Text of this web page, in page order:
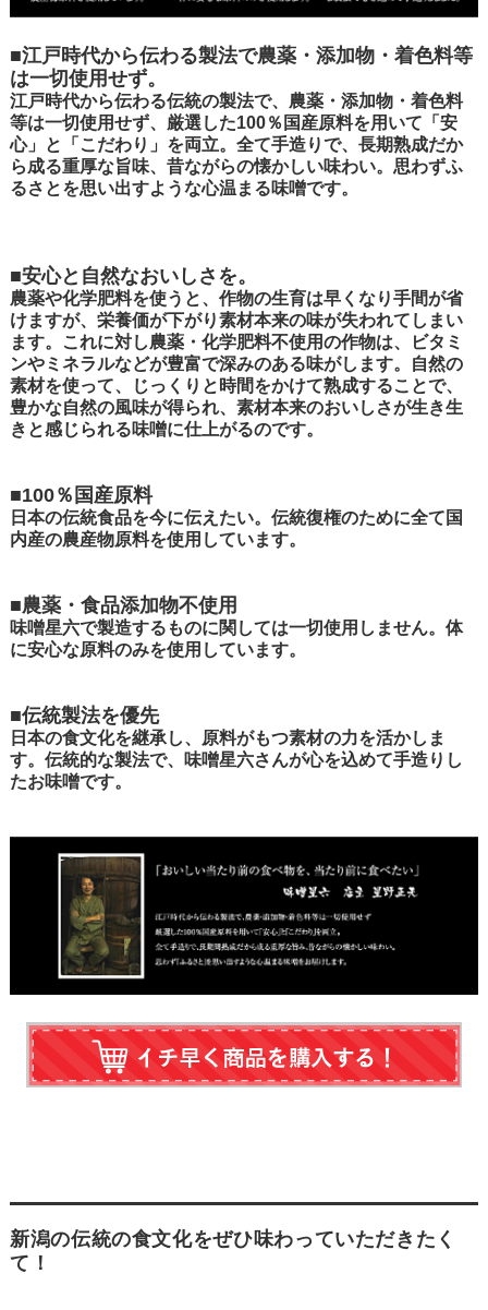
■江戸時代から伝わる製法で農薬・添加物・着色料等
は一切使用せず。
江戸時代から伝わる伝統の製法で、農薬・添加物・着色料
等は一切使用せず、厳選した100％国産原料を用いて「安
心」と「こだわり」を両立。全て手造りで、長期熟成だか
ら成る重厚な旨味、昔ながらの懐かしい味わい。思わずふ
るさとを思い出すような心温まる味噌です。
■安心と自然なおいしさを。
農薬や化学肥料を使うと、作物の生育は早くなり手間が省
けますが、栄養価が下がり素材本来の味が失われてしまい
ます。これに対し農薬・化学肥料不使用の作物は、ビタミ
ンやミネラルなどが豊富で深みのある味がします。自然の
素材を使って、じっくりと時間をかけて熟成することで、
豊かな自然の風味が得られ、素材本来のおいしさが生き生
きと感じられる味噌に仕上がるのです。
■100％国産原料
日本の伝統食品を今に伝えたい。伝統復権のために全て国
内産の農産物原料を使用しています。
■農薬・食品添加物不使用
味噌星六で製造するものに関しては一切使用しません。体
に安心な原料のみを使用しています。
■伝統製法を優先
日本の食文化を継承し、原料がもつ素材の力を活かしま
す。伝統的な製法で、味噌星六さんが心を込めて手造りし
たお味噌です。
新潟の伝統の食文化をぜひ味わっていただきたく
て！